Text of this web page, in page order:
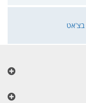
בצ'אט